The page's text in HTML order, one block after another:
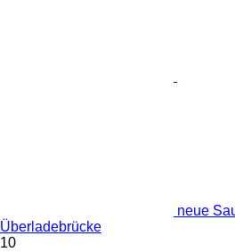
neue
Überladebrücke
10